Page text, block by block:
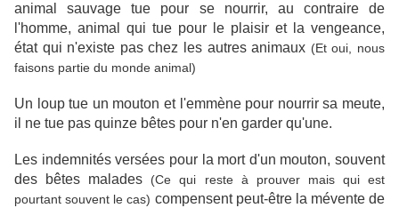
animal sauvage tue pour se nourrir, au contraire de
l'homme, animal qui tue pour le plaisir et la vengeance,
état qui n'existe pas chez les autres animaux (Et oui, nous
faisons partie du monde animal)
Un loup tue un mouton et l'emmène pour nourrir sa meute,
il ne tue pas quinze bêtes pour n'en garder qu'une.
Les indemnités versées pour la mort d'un mouton, souvent
des bêtes malades (Ce qui reste à prouver mais qui est
pourtant souvent le cas) compensent peut-être la mévente de